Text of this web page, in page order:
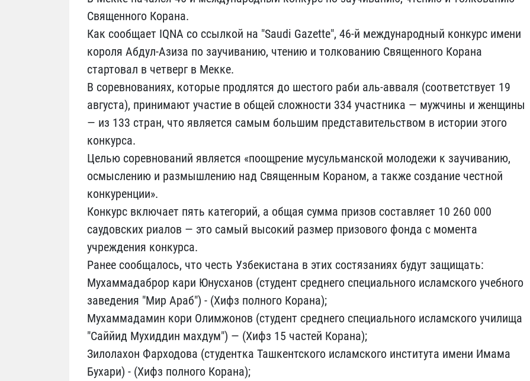
Священного Корана.
Как сообщает IQNA со ссылкой на "Saudi Gazette", 46-й международный конкурс имени
короля Абдул-Азиза по заучиванию, чтению и толкованию Священного Корана
стартовал в четверг в Мекке.
В соревнованиях, которые продлятся до шестого раби аль-авваля (соответствует 19
августа), принимают участие в общей сложности 334 участника — мужчины и женщины
— из 133 стран, что является самым большим представительством в истории этого
конкурса.
Целью соревнований является «поощрение мусульманской молодежи к заучиванию,
осмыслению и размышлению над Священным Кораном, а также создание честной
конкуренции».
Конкурс включает пять категорий, а общая сумма призов составляет 10 260 000
саудовских риалов — это самый высокий размер призового фонда с момента
учреждения конкурса.
Ранее сообщалось, что честь Узбекистана в этих состязаниях будут защищать:
Мухаммадаброр кари Юнусханов (студент среднего специального исламского учебного
заведения "Мир Араб") - (Хифз полного Корана);
Мухаммадамин кори Олимжонов (студент среднего специального исламского училища
"Саййид Мухиддин махдум") — (Хифз 15 частей Корана);
Зилолахон Фарходова (студентка Ташкентского исламского института имени Имама
Бухари) - (Хифз полного Корана);